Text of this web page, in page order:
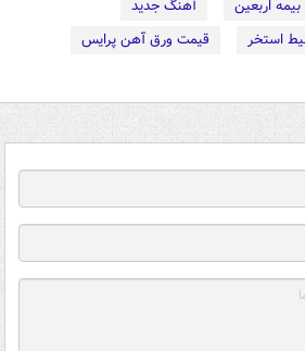
اربعین
آهنگ جدید
استخر
قیمت ورق آهن پرایس